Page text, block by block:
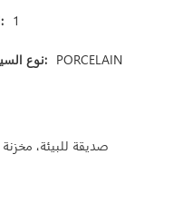
الكمية: 1
نوع السيراميك: PORCELAIN
صديقة للبيئة، مخزنة